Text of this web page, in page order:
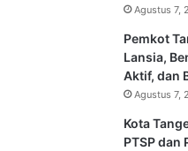
Agustus 7,
Pemkot
Lansia,
Aktif, dan
Agustus 7,
Kota
PTSP dan